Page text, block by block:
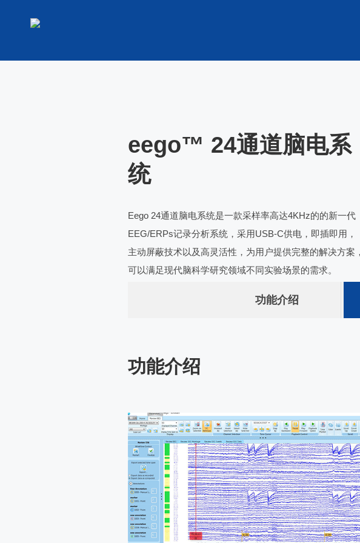
eego™ 24通道脑电系
统
Eego 24通道脑电系统是一款采样率高达4KHz的的新一代
EEG/ERPs记录分析系统，采用USB-C供电，即插即用，
主动屏蔽技术以及高灵活性，为用户提供完整的解决方案，
可以满足现代脑科学研究领域不同实验场景的需求。
功能介绍
功能介绍